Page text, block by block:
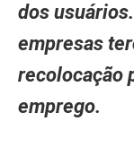
dos
empresas
recolocação
emprego.